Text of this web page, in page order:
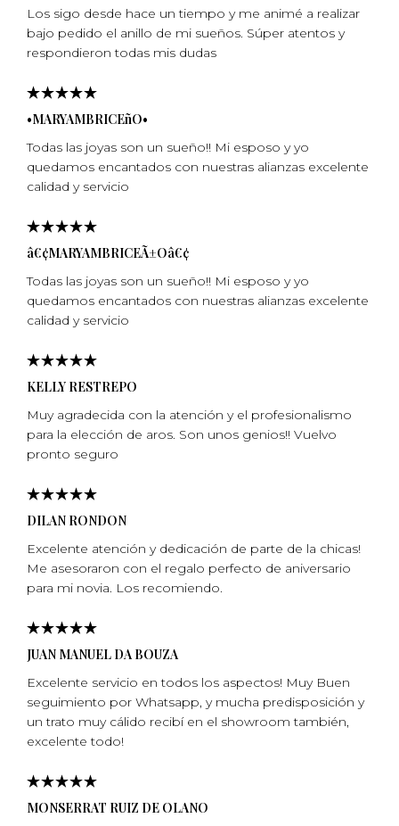
Los sigo desde hace un tiempo y me animé a realizar
bajo pedido el anillo de mi sueños. Súper atentos y
respondieron todas mis dudas
•MARYAMBRICEñO•
Todas las joyas son un sueño!! Mi esposo y yo
quedamos encantados con nuestras alianzas excelente
calidad y servicio
â€¢MARYAMBRICEÃ±Oâ€¢
Todas las joyas son un sueño!! Mi esposo y yo
quedamos encantados con nuestras alianzas excelente
calidad y servicio
KELLY RESTREPO
Muy agradecida con la atención y el profesionalismo
para la elección de aros. Son unos genios!! Vuelvo
pronto seguro
DILAN RONDON
Excelente atención y dedicación de parte de la chicas!
Me asesoraron con el regalo perfecto de aniversario
para mi­ novia. Los recomiendo.
JUAN MANUEL DA BOUZA
Excelente servicio en todos los aspectos! Muy Buen
seguimiento por Whatsapp, y mucha predisposición y
un trato muy cálido recibí en el showroom también,
excelente todo!
MONSERRAT RUIZ DE OLANO